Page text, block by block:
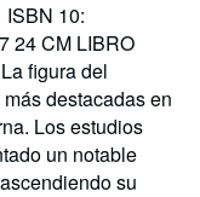
10:
24 CM LIBRO
figura del
destacadas en
Los estudios
un notable
su